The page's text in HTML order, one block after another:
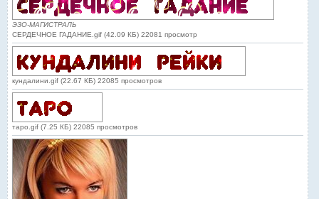
ЭЗО-МАГИСТРАЛЬ
СЕРДЕЧНОЕ ГАДАНИЕ.gif (42.09 КБ) 22081 просмотр
кундалини.gif (22.67 КБ) 22085 просмотров
таро.gif (7.25 КБ) 22085 просмотров